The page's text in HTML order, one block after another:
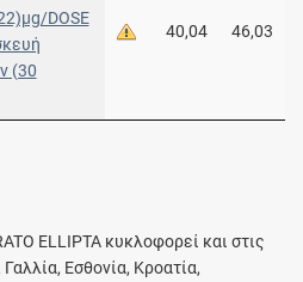
DOSE
(30
40,04 46,03
ELLIPTA κυκλοφορεί και στις
Εσθονία, Κροατία,